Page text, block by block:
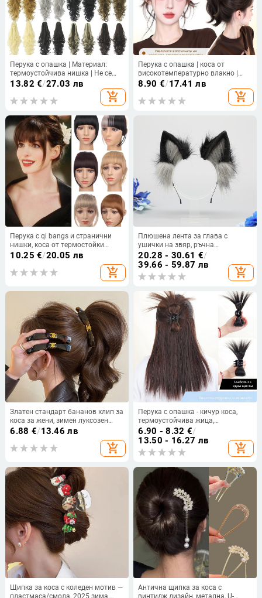
Перука с опашка | Материал:
термоустойчива нишка | Не се
боядисва с горещи багрила |
Възможно частно етикетиране
13.82 €/27.03 лв
add_shopping_cart
Перука с опашка | коса от
високотемпературно влакно |
Механична обработка | Не се
боядисва и не може да се къдри |
За дами
8.90 €/17.41 лв
add_shopping_cart
Перука с qi bangs и странични
нишки, коса от термостойки
нишки, увеличава обема
10.25 €/20.05 лв
add_shopping_cart
Плюшена лента за глава с
ушички на звяр, ръчна
изработка, карикатурен вълчи
дизайн, унисекс
20.28 - 30.61 €/
39.66 - 59.87 лв
add_shopping_cart
Златен стандарт бананов клип за
коса за жени, зимен луксозен
стил, вертикален клип за тилната
част, модерен аксесоар за коса
6.88 €/13.46 лв
add_shopping_cart
Перука с опашка - кичур коса,
термоустойчива жица,
неподходяща за боядисване
6.90 - 8.32 €/
13.50 - 16.27 лв
add_shopping_cart
Щипка за коса с коледен мотив —
Антична щипка за коса с